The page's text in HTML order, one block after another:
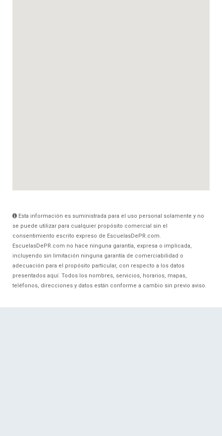
Esta información es suministrada para el uso personal solamente y no
se puede utilizar para cualquier propósito comercial sin el
consentimiento escrito expreso de EscuelasDePR.com.
EscuelasDePR.com no hace ninguna garantía, expresa o implicada,
incluyendo sin limitación ninguna garantía de comerciabilidad o
adecuación para el propósito particular, con respecto a los datos
presentados aquí. Todos los nombres, servicios, horarios, mapas,
teléfonos, direcciones y datos están conforme a cambio sin previo aviso.